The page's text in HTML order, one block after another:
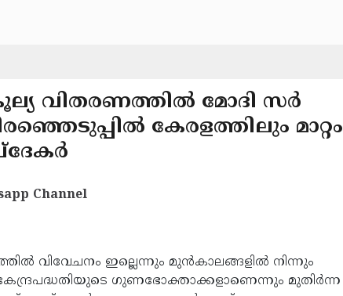
വിതരണത്തിൽ മോദി സർ
കേരളത്തിലും മാറ്റം
Channel
വിവേചനം ഇല്ലെന്നും മുൻകാലങ്ങളിൽ നിന്നും
ഗുണഭോക്താക്കളാണെന്നും മുതിർന്ന